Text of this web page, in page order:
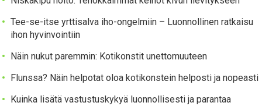
Tee-se-itse yrttisalva iho-ongelmiin – Luonnollinen ratkaisu
ihon hyvinvointiin
Näin nukut paremmin: Kotikonstit unettomuuteen
Flunssa? Näin helpotat oloa kotikonstein helposti ja nopeasti
Kuinka lisätä vastustuskykyä luonnollisesti ja parantaa